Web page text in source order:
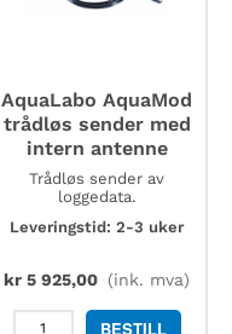
AquaLabo AquaMod
trådløs sender med
intern antenne
Trådløs sender av
loggedata.
Leveringstid: 2-3 uker
kr 5 925,00 (ink. mva)
AquaLaboBESTILL